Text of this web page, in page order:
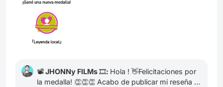
📽️ JHONNy FILMs 🎞️: Hola ! 👋Felicitaciones por
la medalla! 👏👏👏 Acabo de publicar mi reseña y